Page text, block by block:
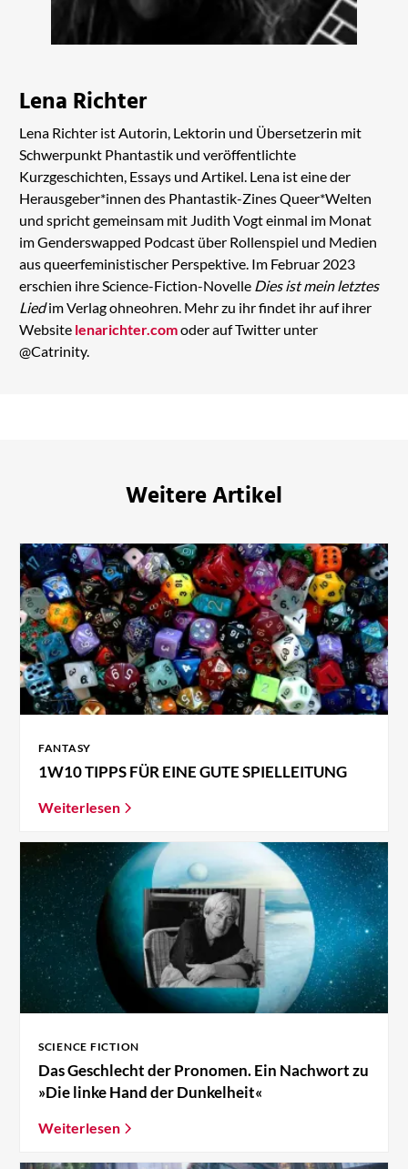
Lena Richter
Lena Richter ist Autorin, Lektorin und Übersetzerin mit
Schwerpunkt Phantastik und veröffentlichte
Kurzgeschichten, Essays und Artikel. Lena ist eine der
Herausgeber*innen des Phantastik-Zines Queer*Welten
und spricht gemeinsam mit Judith Vogt einmal im Monat
im Genderswapped Podcast über Rollenspiel und Medien
aus queerfeministischer Perspektive. Im Februar 2023
erschien ihre Science-Fiction-Novelle Dies ist mein letztes
Liedim Verlag ohneohren. Mehr zu ihr findet ihr auf ihrer
Website lenarichter.comoder auf Twitter unter
@Catrinity.
Weitere Artikel
FANTASY
1W10 TIPPS FÜR EINE GUTE SPIELLEITUNG
Weiterlesen
SCIENCE FICTION
Das Geschlecht der Pronomen. Ein Nachwort zu
»Die linke Hand der Dunkelheit«
Weiterlesen